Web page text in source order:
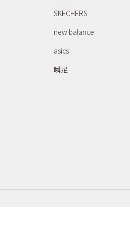
SKECHERS
new balance
asics
瞬足